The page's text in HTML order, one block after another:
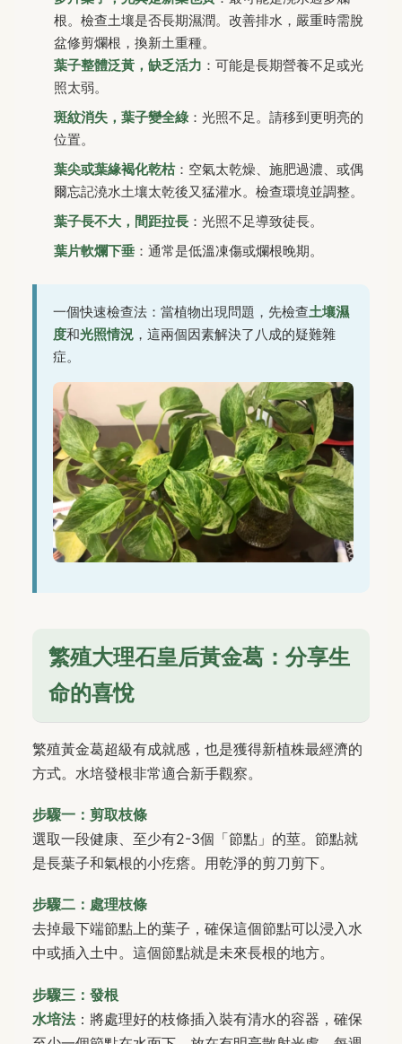
根。檢查土壤是否長期濕潤。改善排水，嚴重時需脫
盆修剪爛根，換新土重種。
葉子整體泛黃，缺乏活力 ：可能是長期營養不足或光
照太弱。
斑紋消失，葉子變全綠 ：光照不足。請移到更明亮的
位置。
葉尖或葉緣褐化乾枯：空氣太乾燥、施肥過濃、或偶
爾忘記澆水土壤太乾後又猛灌水。檢查環境並調整。
葉子長不大，間距拉長 ：光照不足導致徒長。
葉片軟爛下垂 ：通常是低溫凍傷或爛根晚期。
一個快速檢查法：當植物出現問題，先檢查土壤濕
度和光照情況 ，這兩個因素解決了八成的疑難雜
症。
繁殖大理石皇后黃金葛：分享生
命的喜悅
繁殖黃金葛超級有成就感，也是獲得新植株最經濟的
方式。水培發根非常適合新手觀察。
步驟一：剪取枝條
選取一段健康、至少有2-3個「節點」的莖。節點就
是長葉子和氣根的小疙瘩。用乾淨的剪刀剪下。
步驟二：處理枝條
去掉最下端節點上的葉子，確保這個節點可以浸入水
中或插入土中。這個節點就是未來長根的地方。
步驟三：發根
水培法：將處理好的枝條插入裝有清水的容器，確保